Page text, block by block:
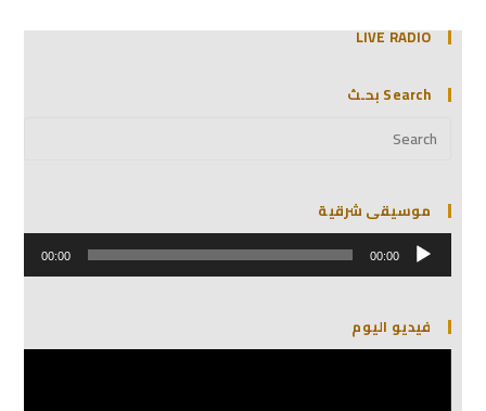
LIVE RADIO
Search بحـث
موسيقى شرقية
مشغل
الصوت 00:00
00:00
فيديو اليوم
مشغل